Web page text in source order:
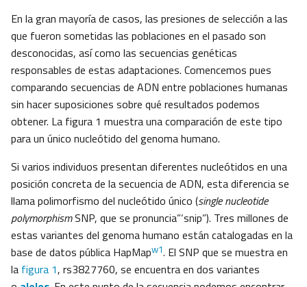
En la gran mayoría de casos, las presiones de selección a las
que fueron sometidas las poblaciones en el pasado son
desconocidas, así como las secuencias genéticas
responsables de estas adaptaciones. Comencemos pues
comparando secuencias de ADN entre poblaciones humanas
sin hacer suposiciones sobre qué resultados podemos
obtener. La figura 1 muestra una comparación de este tipo
para un único nucleótido del genoma humano.
Si varios individuos presentan diferentes nucleótidos en una
posición concreta de la secuencia de ADN, esta diferencia se
llama polimorfismo del nucleótido único (single nucleotide
polymorphismSNP, que se pronuncia”‘snip”). Tres millones de
estas variantes del genoma humano están catalogadas en la
base de datos pública HapMapw1. El SNP que se muestra en
la figura 1, rs3827760, se encuentra en dos variantes